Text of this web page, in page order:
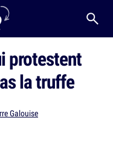
protestent
la truffe
Galouise